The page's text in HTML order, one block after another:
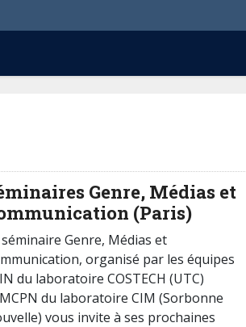
Genre, Médias et
(Paris)
séminaire Genre, Médias et
organisé par les équipes
du laboratoire COSTECH (UTC)
du laboratoire CIM (Sorbonne
vous invite à ses prochaines